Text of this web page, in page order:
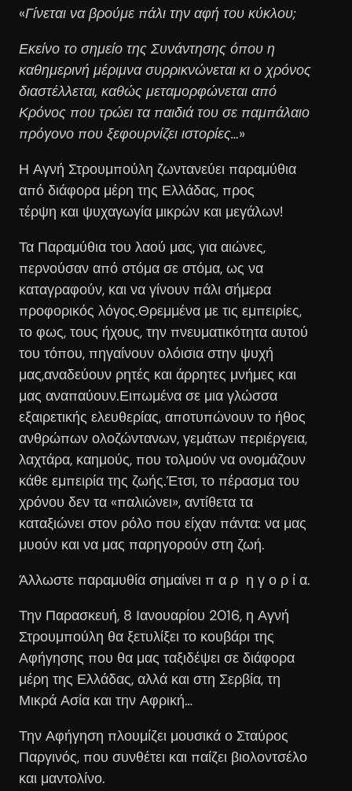
«Γίνεται να βρούμε πάλι την αφή του κύκλου;
Εκείνο το σημείο της Συνάντησης όπου η
καθημερινή μέριμνα συρρικνώνεται κι ο χρόνος
διαστέλλεται, καθώς μεταμορφώνεται από
Κρόνος που τρώει τα παιδιά του σε παμπάλαιο
πρόγονο που ξεφουρνίζει ιστορίες…»
Η Αγνή Στρουμπούλη ζωντανεύει παραμύθια
από διάφορα μέρη της Ελλάδας, προς
τέρψη και ψυχαγωγία μικρών και μεγάλων!
Τα Παραμύθια του λαού μας, για αιώνες,
περνούσαν από στόμα σε στόμα, ως να
καταγραφούν, και να γίνουν πάλι σήμερα
προφορικός λόγος.Θρεμμένα με τις εμπειρίες,
το φως, τους ήχους, την πνευματικότητα αυτού
του τόπου, πηγαίνουν ολόισια στην ψυχή
μας,αναδεύουν ρητές και άρρητες μνήμες και
μας αναπαύουν.Ειπωμένα σε μια γλώσσα
εξαιρετικής ελευθερίας, αποτυπώνουν το ήθος
ανθρώπων ολοζώντανων, γεμάτων περιέργεια,
λαχτάρα, καημούς, που τολμούν να ονομάζουν
κάθε εμπειρία της ζωής.Έτσι, το πέρασμα του
χρόνου δεν τα «παλιώνει», αντίθετα τα
καταξιώνει στον ρόλο που είχαν πάντα: να μας
μυούν και να μας παρηγορούν στη ζωή.
Άλλωστε παραμυθία σημαίνει π α ρ η γ ο ρ ί α.
Την Παρασκευή, 8 Ιανουαρίου 2016, η Αγνή
Στρουμπούλη θα ξετυλίξει το κουβάρι της
Αφήγησης που θα μας ταξιδέψει σε διάφορα
μέρη της Ελλάδας, αλλά και στη Σερβία, τη
Μικρά Ασία και την Αφρική…
Την Αφήγηση πλουμίζει μουσικά ο Σταύρος
Παργινός, που συνθέτει και παίζει βιολοντσέλο
και μαντολίνο.